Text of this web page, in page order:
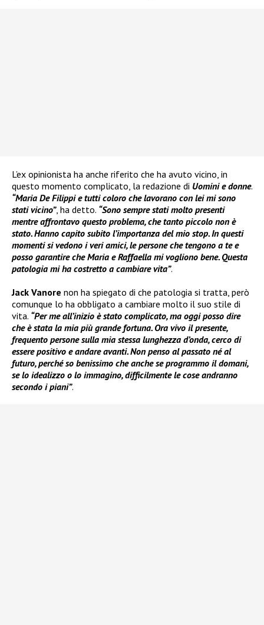
L’ex opinionista ha anche riferito che ha avuto vicino, in
questo momento complicato, la redazione di Uomini e donne.
“Maria De Filippi e tutti coloro che lavorano con lei mi sono
stati vicino”, ha detto. “Sono sempre stati molto presenti
mentre affrontavo questo problema, che tanto piccolo non è
stato. Hanno capito subito l’importanza del mio stop. In questi
momenti si vedono i veri amici, le persone che tengono a te e
posso garantire che Maria e Raffaella mi vogliono bene. Questa
patologia mi ha costretto a cambiare vita”.
Jack Vanore non ha spiegato di che patologia si tratta, però
comunque lo ha obbligato a cambiare molto il suo stile di
vita. “Per me all’inizio è stato complicato, ma oggi posso dire
che è stata la mia più grande fortuna. Ora vivo il presente,
frequento persone sulla mia stessa lunghezza d’onda, cerco di
essere positivo e andare avanti. Non penso al passato né al
futuro, perché so benissimo che anche se programmo il domani,
se lo idealizzo o lo immagino, difficilmente le cose andranno
secondo i piani”.